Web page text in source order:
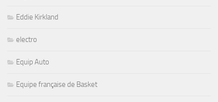
Eddie Kirkland
electro
Equip Auto
Equipe française de Basket